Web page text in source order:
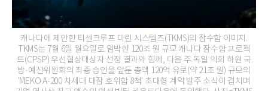
캐나다에 제안한 티센크루프 마린 시스템즈(TKMS)의 잠수함 이미지.
TKMS는 7월 6일 월요일로 임박한 120조 원 규모 캐나다 잠수함 프로젝
트(CPSP) 우선협상대상자 선정 결과와 함께, 다음 주 독일 의회 하원 국
방·예산위원회의 최종 승인을 앞둔 총액 120억 유로(약 21조 원) 규모의
'MEKO A-200 차세대 대잠 호위함 8척' 초대형 계약 발주 소식이 겹치며